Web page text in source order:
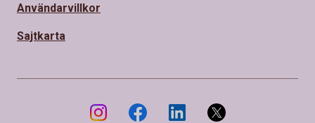
Användarvillkor
Sajtkarta